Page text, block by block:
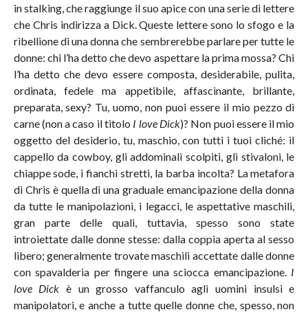
in stalking, che raggiunge il suo apice con una serie di lettere
che Chris indirizza a Dick. Queste lettere sono lo sfogo e la
ribellione di una donna che sembrerebbe parlare per tutte le
donne: chi l’ha detto che devo aspettare la prima mossa? Chi
l’ha detto che devo essere composta, desiderabile, pulita,
ordinata, fedele ma appetibile, affascinante, brillante,
preparata, sexy? Tu, uomo, non puoi essere il mio pezzo di
carne (non a caso il titolo I love Dick)? Non puoi essere il mio
oggetto del desiderio, tu, maschio, con tutti i tuoi cliché: il
cappello da cowboy, gli addominali scolpiti, gli stivaloni, le
chiappe sode, i fianchi stretti, la barba incolta? La metafora
di Chris è quella di una graduale emancipazione della donna
da tutte le manipolazioni, i legacci, le aspettative maschili,
gran parte delle quali, tuttavia, spesso sono state
introiettate dalle donne stesse: dalla coppia aperta al sesso
libero; generalmente trovate maschili accettate dalle donne
con spavalderia per fingere una sciocca emancipazione. I
love Dick è un grosso vaffanculo agli uomini insulsi e
manipolatori, e anche a tutte quelle donne che, spesso, non